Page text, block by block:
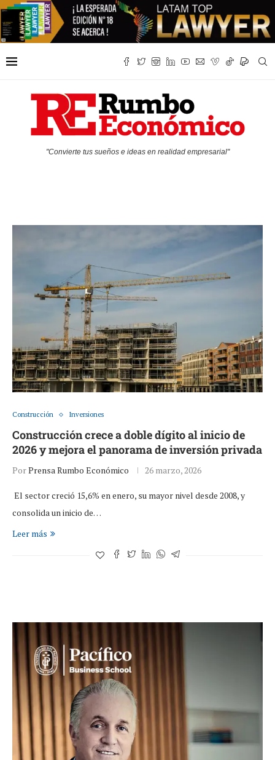
"Convierte tus sueños e ideas en realidad empresarial"
Construcción Inversiones
Construcción crece a doble dígito al inicio de
2026 y mejora el panorama de inversión privada
PorPrensa Rumbo Económico 26 marzo, 2026
El sector creció 15,6% en enero, su mayor nivel desde 2008, y
consolida un inicio de…
Leer más